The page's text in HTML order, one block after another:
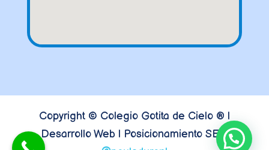
Copyright © Colegio Gotita de Cielo ® |
Desarrollo Web | Posicionamiento SEO